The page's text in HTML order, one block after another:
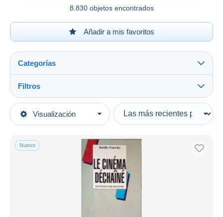
8.830 objetos encontrados
Añadir a mis favoritos
Visualización
Categorías
Categorías principales
Francés
Filtros
Tipo de venta
Activas
Subasta con ofertas
Subastas sin pujas
Nuevo